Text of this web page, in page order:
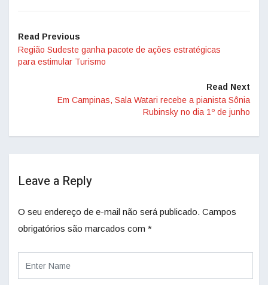
Read Previous
Região Sudeste ganha pacote de ações estratégicas
para estimular Turismo
Read Next
Em Campinas, Sala Watari recebe a pianista Sônia
Rubinsky no dia 1º de junho
Leave a Reply
O seu endereço de e-mail não será publicado. Campos
obrigatórios são marcados com *